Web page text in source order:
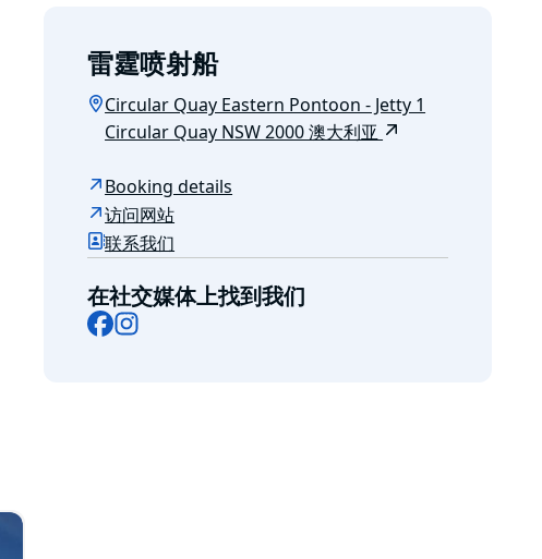
雷霆喷射船
Circular Quay Eastern Pontoon - Jetty 1
Circular Quay NSW 2000 澳大利亚
Booking details
访问网站
联系我们
在社交媒体上找到我们
Facebook